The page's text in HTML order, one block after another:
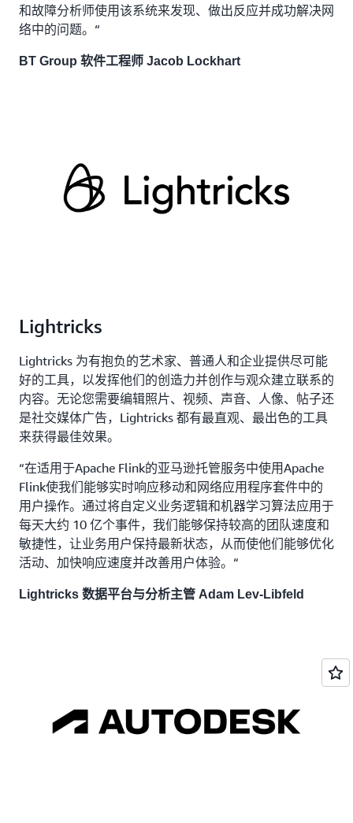
和故障分析师使用该系统来发现、做出反应并成功解决网
络中的问题。“
BT Group 软件工程师 Jacob Lockhart
Lightricks
Lightricks 为有抱负的艺术家、普通人和企业提供尽可能
好的工具，以发挥他们的创造力并创作与观众建立联系的
内容。无论您需要编辑照片、视频、声音、人像、帖子还
是社交媒体广告，Lightricks 都有最直观、最出色的工具
来获得最佳效果。
“在适用于Apache Flink的亚马逊托管服务中使用Apache
Flink使我们能够实时响应移动和网络应用程序套件中的
用户操作。通过将自定义业务逻辑和机器学习算法应用于
每天大约 10 亿个事件，我们能够保持较高的团队速度和
敏捷性，让业务用户保持最新状态，从而使他们能够优化
活动、加快响应速度并改善用户体验。“
Lightricks 数据平台与分析主管 Adam Lev-Libfeld